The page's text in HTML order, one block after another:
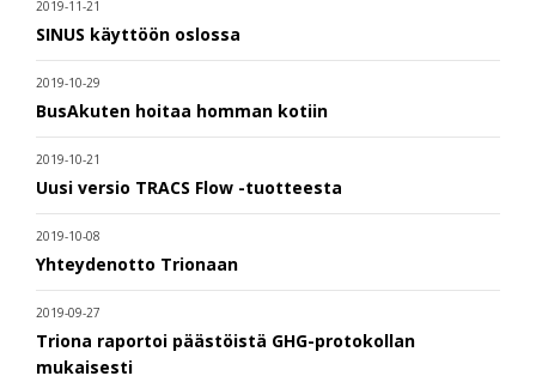
2019-11-21
SINUS käyttöön oslossa
2019-10-29
BusAkuten hoitaa homman kotiin
2019-10-21
Uusi versio TRACS Flow -tuotteesta
2019-10-08
Yhteydenotto Trionaan
2019-09-27
Triona raportoi päästöistä GHG-protokollan
mukaisesti